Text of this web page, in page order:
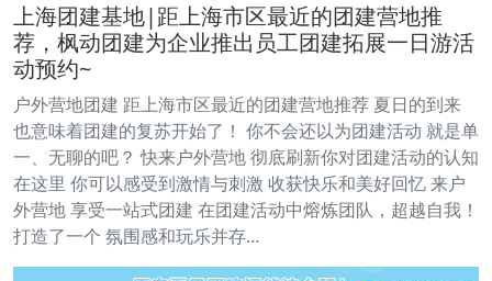
上海团建基地|距上海市区最近的团建营地推
荐，枫动团建为企业推出员工团建拓展一日游活
动预约~
户外营地团建 距上海市区最近的团建营地推荐 夏日的到来
也意味着团建的复苏开始了！ 你不会还以为团建活动 就是单
一、无聊的吧？ 快来户外营地 彻底刷新你对团建活动的认知
在这里 你可以感受到激情与刺激 收获快乐和美好回忆 来户
外营地 享受一站式团建 在团建活动中熔炼团队，超越自我！
打造了一个 氛围感和玩乐并存…